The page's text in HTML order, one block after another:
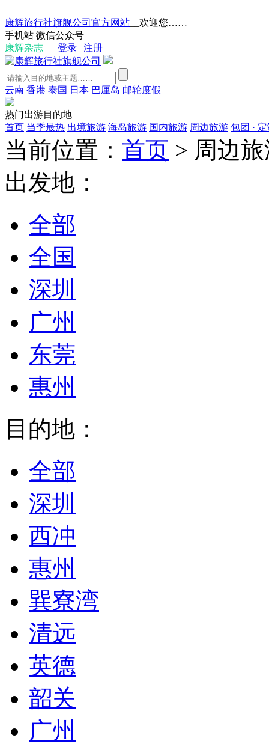
康辉旅行社旗舰公司官方网站 __欢迎您……
手机站 微信公众号
康辉杂志
登录 | 注册
云南 香港 泰国 日本 巴厘岛 邮轮度假
热门出游目的地
首页 当季最热 出境旅游 海岛旅游 国内旅游 周边旅游 包团 ·
当前位置： 首页 > 周边
出发地：
全部
全国
深圳
广州
东莞
惠州
目的地：
全部
深圳
西冲
惠州
巽寮湾
清远
英德
韶关
广州